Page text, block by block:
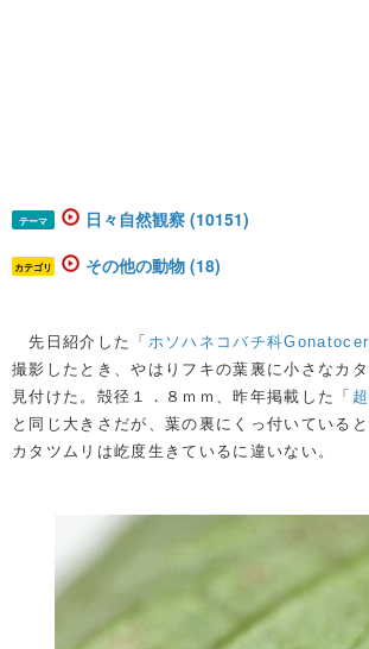
テーマ 日々自然観察 (10151)
カテゴリ その他の動物 (18)
先日紹介した「 ホソハネコバチ科
撮影したとき、やはりフキの葉裏に小さなカ
見付けた。殻径１．８ｍｍ、昨年掲載した「
と同じ大きさだが、葉の裏にくっ付いている
カタツムリは屹度生きているに違いない。